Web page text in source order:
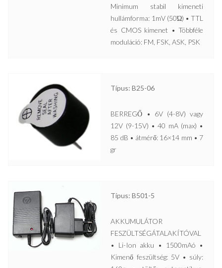
Minimum stabil kimeneti
hullámforma: 1mV (50Ώ) • TTL
és CMOS kimenet • Többféle
moduláció: FM, FSK, ASK, PSK
Típus: B25-06
BERREGŐ • 6V (4-8V) vagy
12V (9-15V) • 40 mA (max) •
85 dB • átmérő: 16×14 mm • 7
gr
Típus: B501-5
AKKUMULÁTOR
FESZÜLTSÉGÁTALAKÍTÓVAL
• Li-Ion akku • 1500mAó •
Kimenő feszültség: 5V • súly: